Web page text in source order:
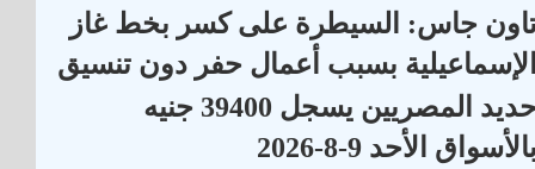
جاس: السيطرة على كسر بخط غاز
بسبب أعمال حفر دون تنسيق
حديد المصريين يسجل 39400 جنيه
الأحد 9-8-2026